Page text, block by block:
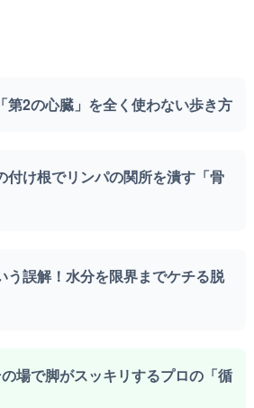
2の心臓」を全く使わない歩き方
け根でリンパの関所を潰す「骨
誤解！水分を限界までケチる脱
場で脚がスッキリするプロの「循